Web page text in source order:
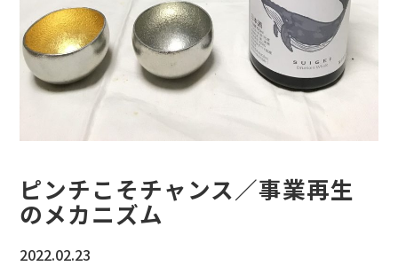
ピンチこそチャンス／事業再生
のメカニズム
2022.02.23